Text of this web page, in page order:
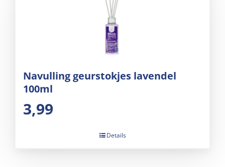
Navulling geurstokjes lavendel
100ml
3,99
Details